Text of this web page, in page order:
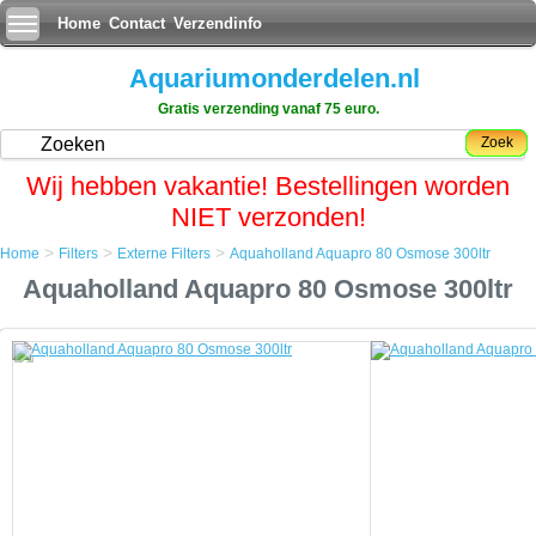
Home Contact Verzendinfo
Aquariumonderdelen.nl
Gratis verzending vanaf 75 euro.
Zoek
Wij hebben vakantie! Bestellingen worden
NIET verzonden!
Filters
Aquaholland Aquapro 80 Osmose 300ltr
Home > Filters > Externe Filters > Aquaholland Aquapro 80 Osmose 300ltr
Aquaholland Aquapro 80 Osmose 300ltr